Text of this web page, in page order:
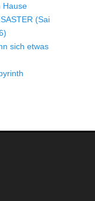
Hause
(Sai
sich etwas